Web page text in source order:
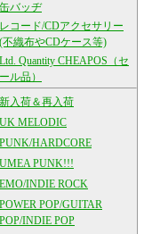
缶バッヂ
レコード/CDアクセサリー
(不織布やCDケース等)
Ltd. Quantity CHEAPOS（セ
ール品）
新入荷＆再入荷
UK MELODIC
PUNK/HARDCORE
UMEA PUNK!!!
EMO/INDIE ROCK
POWER POP/GUITAR
POP/INDIE POP